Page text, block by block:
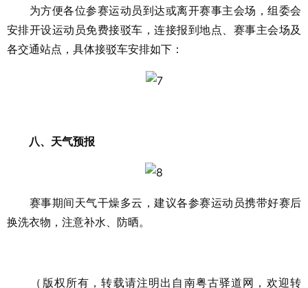
为方便各位参赛运动员到达或离开赛事主会场，组委会
安排开设运动员免费接驳车，连接报到地点、赛事主会场及
各交通站点，具体接驳车安排如下：
八、天气预报
赛事期间天气干燥多云，建议各参赛运动员携带好赛后
换洗衣物，注意补水、防晒。
（版权所有，转载请注明出自南粤古驿道网，欢迎转